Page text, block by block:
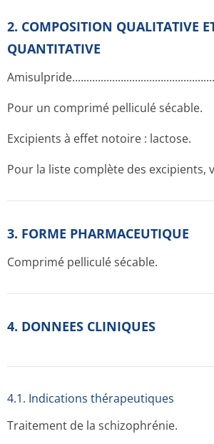
2. COMPOSITION QUALITATIVE
QUANTITATIVE
Pour un comprimé pelliculé sécable.
Excipients à effet notoire : lactose.
Pour la liste complète des excipients,
3. FORME PHARMACEUTIQUE
Comprimé pelliculé sécable.
4. DONNEES CLINIQUES
4.1. Indications thérapeutiques
Traitement de la schizophrénie.